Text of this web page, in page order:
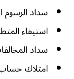
سداد الرسوم
استيفاء
سداد
امتلاك